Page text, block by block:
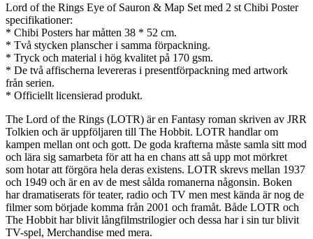
Lord of the Rings Eye of Sauron & Map Set med 2 st Chibi Poster
specifikationer:
* Chibi Posters har måtten 38 * 52 cm.
* Två stycken planscher i samma förpackning.
* Tryck och material i hög kvalitet på 170 gsm.
* De två affischerna levereras i presentförpackning med artwork
från serien.
* Officiellt licensierad produkt.
The Lord of the Rings (LOTR) är en Fantasy roman skriven av JRR
Tolkien och är uppföljaren till The Hobbit. LOTR handlar om
kampen mellan ont och gott. De goda krafterna måste samla sitt mod
och lära sig samarbeta för att ha en chans att så upp mot mörkret
som hotar att förgöra hela deras existens. LOTR skrevs mellan 1937
och 1949 och är en av de mest sålda romanerna någonsin. Boken
har dramatiserats för teater, radio och TV men mest kända är nog de
filmer som började komma från 2001 och framåt. Både LOTR och
The Hobbit har blivit långfilmstrilogier och dessa har i sin tur blivit
TV-spel, Merchandise med mera.